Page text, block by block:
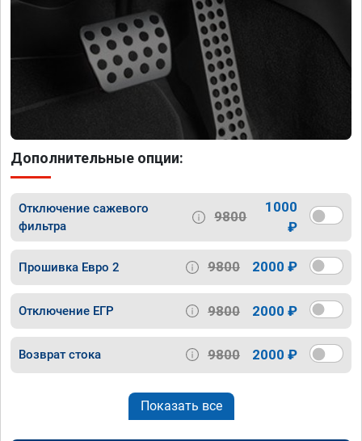
Дополнительные опции:
Отключение сажевого
фильтра
9800
1000
₽
Прошивка Евро 2 9800 2000 ₽
Отключение ЕГР 9800 2000 ₽
Возврат стока 9800 2000 ₽
Показать все